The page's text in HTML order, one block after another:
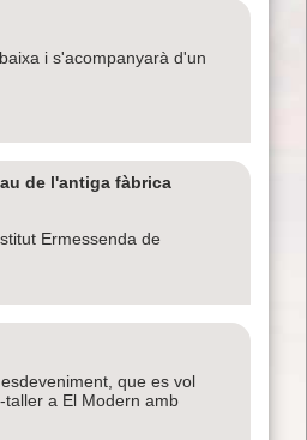
i s'acompanyarà d'un
de l'antiga fàbrica
Ermessenda de
que es vol
a El Modern amb